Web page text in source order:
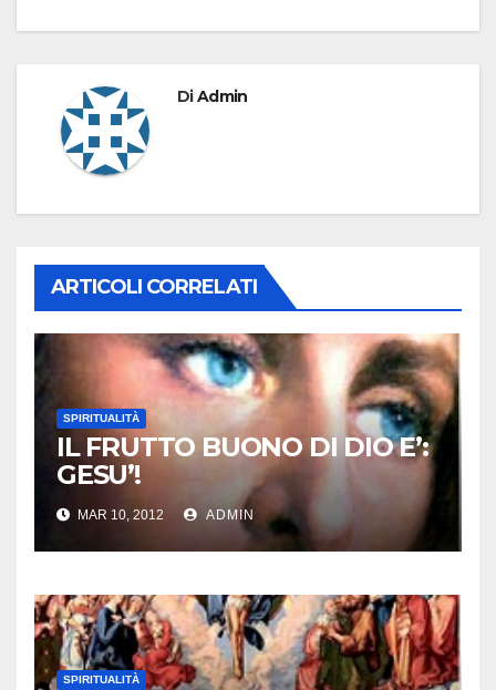
DiAdmin
ARTICOLI CORRELATI
SPIRITUALITÀ
IL FRUTTO BUONO DI DIO E’:
GESU’!
MAR 10, 2012 ADMIN
SPIRITUALITÀ